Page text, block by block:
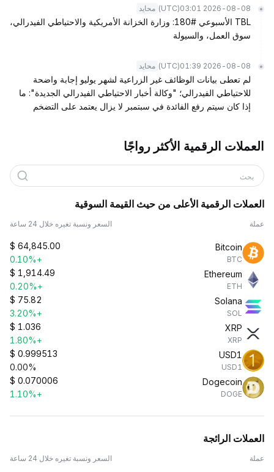
2026-08-08 03:01
(UTC) محايد
TBL الأسبوعي #180: وزارة الخزانة الأمريكية والاحتياطي الفيدرالي،
سوق العمل، والسيولة
2026-08-08 01:39
(UTC) محايد
لم تعطى بيانات الوظائف غير الزراعية لشهر يوليو إجابة واضحة
للاحتياطي الفيدرالي؛ "وكالة أخبار الاحتياطي الفيدرالي الجديدة": ما
إذا كان سيتم رفع الفائدة في سبتمبر لا يزال يعتمد على التضخم
العملات الرقمية الأكثر رواجًا
بحث
العملات الرقمية الأعلى من حيث القيمة السوقية
عملة السعر ونسبة تغيره خلال 24 ساعة
Bitcoin
BTC
$ 64,845.00
+0.10%
Ethereum
ETH
$ 1,914.49
+0.20%
Solana
SOL
$ 75.82
+3.20%
XRP
XRP
$ 1.036
+1.80%
USD1
USD1
$ 0.999513
0.00%
Dogecoin
DOGE
$ 0.070006
+1.10%
العملات الرائجة
عملة السعر ونسبة تغيره خلال 24 ساعة